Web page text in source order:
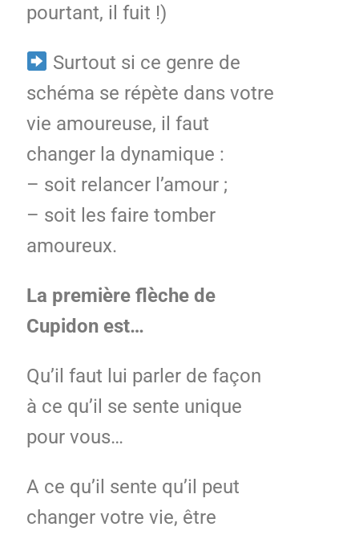
pourtant, il fuit !)
Surtout si ce genre de
schéma se répète dans votre
vie amoureuse, il faut
changer la dynamique :
– soit relancer l’amour ;
– soit les faire tomber
amoureux.
La première flèche de
Cupidon est…
Qu’il faut lui parler de façon
à ce qu’il se sente unique
pour vous…
A ce qu’il sente qu’il peut
changer votre vie, être